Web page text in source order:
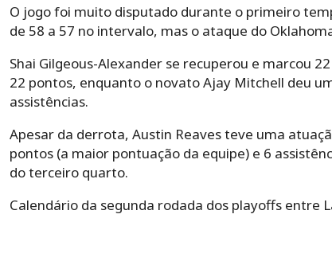
O jogo foi muito disputado durante o primeiro
de 58 a 57 no intervalo, mas o ataque do
Shai Gilgeous-Alexander se recuperou e marcou
22 pontos, enquanto o novato Ajay Mitchell deu
assistências.
Apesar da derrota, Austin Reaves teve uma
pontos (a maior pontuação da equipe) e 6
do terceiro quarto.
Calendário da segunda rodada dos playoffs entre